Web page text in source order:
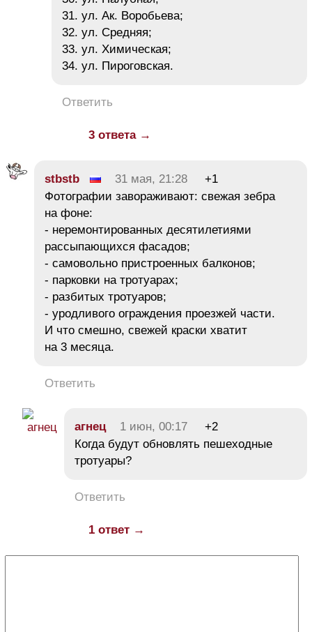
31. ул. Ак. Воробьева;
32. ул. Средняя;
33. ул. Химическая;
34. ул. Пироговская.
Ответить
3 ответа →
stbstb 31 мая, 21:28
+1
Фотографии завораживают: свежая зебра
на фоне:
- неремонтированных десятилетиями
рассыпающихся фасадов;
- самовольно пристроенных балконов;
- парковки на тротуарах;
- разбитых тротуаров;
- уродливого ограждения проезжей части.
И что смешно, свежей краски хватит
на 3 месяца.
Ответить
агнец 1 июн, 00:17
+2
Когда будут обновлять пешеходные
тротуары?
Ответить
1 ответ →